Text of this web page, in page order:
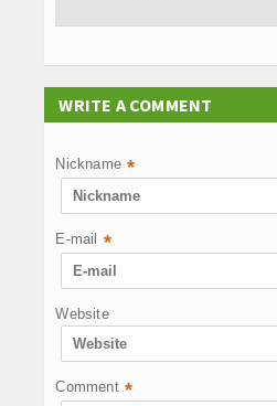
WRITE A COMMENT
Nickname *
E-mail *
Website
Comment *